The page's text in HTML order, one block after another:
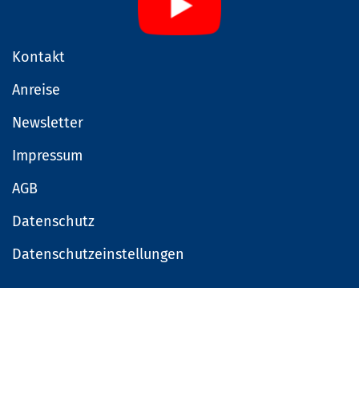
Kontakt
Anreise
Newsletter
Impressum
AGB
Datenschutz
Datenschutzeinstellungen